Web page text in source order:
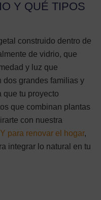
Y QUÉ TIPOS
construido dentro de
de vidrio, que
y luz que
dos grandes familias y
que tu proyecto
que combinan plantas
con nuestra
para renovar el hogar,
integrar lo natural en tu